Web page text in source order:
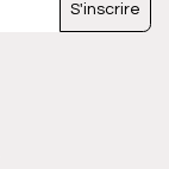
S'inscrire